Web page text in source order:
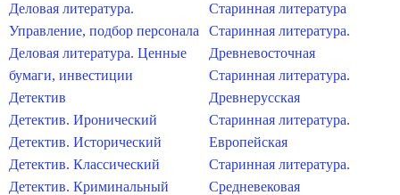
Деловая литература.
Управление, подбор персонала
Деловая литература. Ценные
бумаги, инвестиции
Детектив
Детектив. Иронический
Детектив. Исторический
Детектив. Классический
Детектив. Криминальный
Старинная литература
Старинная литература.
Древневосточная
Старинная литература.
Древнерусская
Старинная литература.
Европейская
Старинная литература.
Средневековая